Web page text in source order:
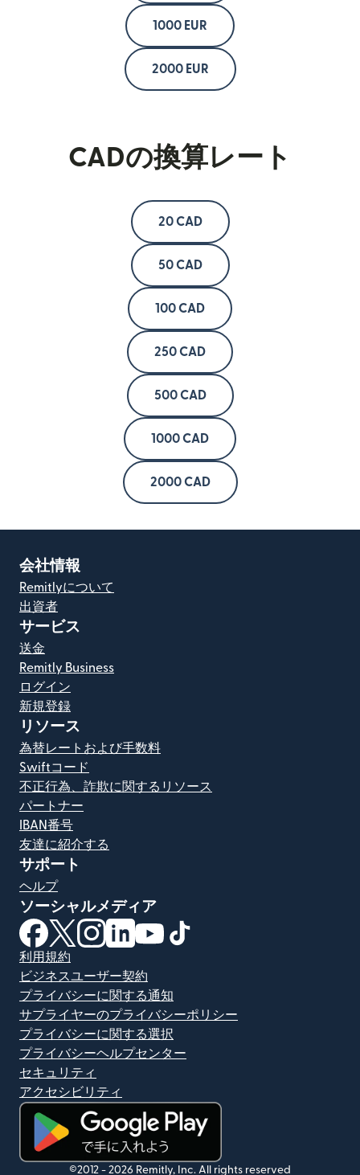
1000 EUR
2000 EUR
CADの換算レート
20 CAD
50 CAD
100 CAD
250 CAD
500 CAD
1000 CAD
2000 CAD
会社情報
Remitlyについて
出資者
サービス
送金
Remitly Business
ログイン
新規登録
リソース
為替レートおよび手数料
Swiftコード
不正行為、詐欺に関するリソース
パートナー
IBAN番号
友達に紹介する
サポート
ヘルプ
ソーシャルメディア
（別ウィンドウで開きます）
（別ウィンドウで開きます）
（別ウィンドウで開きます）
（別ウィンドウで開きます）
（別ウィンドウで開きます）
利用規約
ビジネスユーザー契約
プライバシーに関する通知
サプライヤーのプライバシーポリシー
プライバシーに関する選択
プライバシーヘルプセンター
セキュリティ
アクセシビリティ
（別ウィンドウで開きます）
©2012 - 2026 Remitly, Inc. All rights reserved